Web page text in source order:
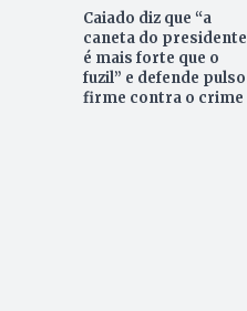
Caiado diz que “a
caneta do presidente
é mais forte que o
fuzil” e defende pulso
firme contra o crime